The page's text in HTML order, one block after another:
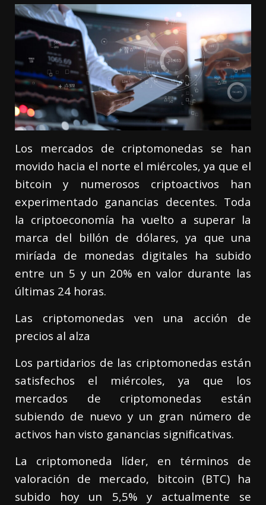
Los mercados de criptomonedas se han
movido hacia el norte el miércoles, ya que el
bitcoin y numerosos criptoactivos han
experimentado ganancias decentes. Toda
la criptoeconomía ha vuelto a superar la
marca del billón de dólares, ya que una
miríada de monedas digitales ha subido
entre un 5 y un 20% en valor durante las
últimas 24 horas.
Las criptomonedas ven una acción de
precios al alza
Los partidarios de las criptomonedas están
satisfechos el miércoles, ya que los
mercados de criptomonedas están
subiendo de nuevo y un gran número de
activos han visto ganancias significativas.
La criptomoneda líder, en términos de
valoración de mercado, bitcoin (BTC) ha
subido hoy un 5,5% y actualmente se